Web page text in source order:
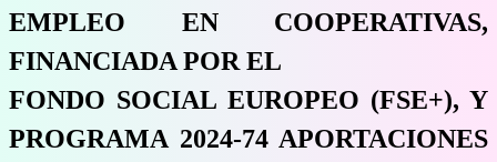
EMPLEO EN COOPERATIVAS,
FINANCIADA POR EL
FONDO SOCIAL EUROPEO (FSE+), Y
PROGRAMA 2024-74 APORTACIONES